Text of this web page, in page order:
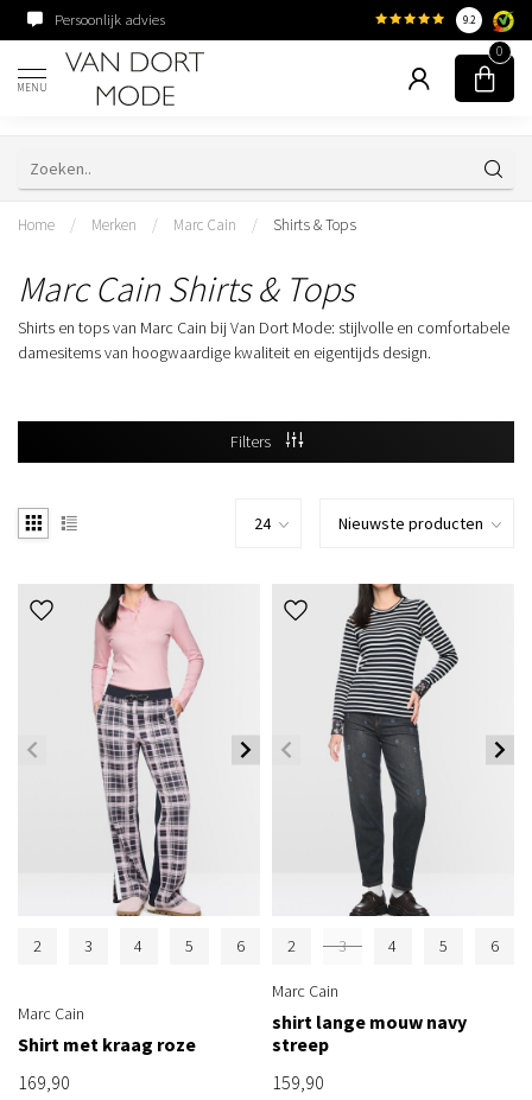
Persoonlijk advies Familiebedrijf sinds
9.2
MENU
0
Home / Merken / Marc Cain / Shirts & Tops
Marc Cain Shirts & Tops
Shirts en tops van Marc Cain bij Van Dort Mode: stijlvolle en comfortabele
damesitems van hoogwaardige kwaliteit en eigentijds design.
Filters
2 3 4 5 6
Marc Cain
Shirt met kraag roze
169,90
2 3 4 5 6
Marc Cain
shirt lange mouw navy
streep
159,90